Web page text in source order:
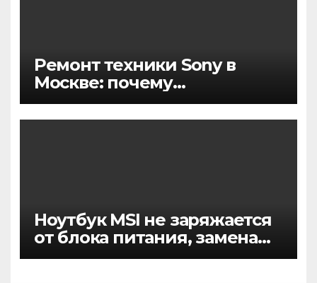
Ремонт техники Sony в
Москве: почему
обслуживание японской
электроники стоит
Ноутбук MSI не заряжается
от блока питания, замена
расшатанного разъема